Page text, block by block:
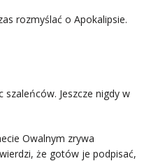
rozmyślać o Apokalipsie.
szaleńców. Jeszcze nigdy w
Owalnym zrywa
że gotów je podpisać,